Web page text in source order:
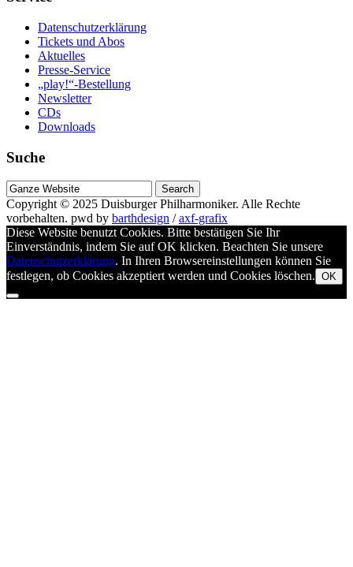
Datenschutzerklärung
Tickets und Abos
Aktuelles
Presse-Service
„play!“-Bestellung
Newsletter
CDs
Downloads
Suche
Suche
nach
Copyright © 2025 Duisburger Philharmoniker. Alle Rechte
vorbehalten. pwd by barthdesign /axf-grafix
Diese Website benutzt Cookies. Bitte bestätigen Sie Ihr
Einverständnis, indem Sie auf OK klicken. Beachten Sie unsere
Datenschutzerklärung. In Ihren Browsereinstellungen können Sie
festlegen, ob Cookies akzeptiert werden und Cookies löschen. OK